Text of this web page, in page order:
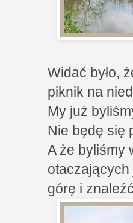
Widać było,
piknik na
My już
Nie będę się
A że byliśmy
otaczających
górę i